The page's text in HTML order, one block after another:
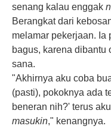
senang kalau enggak
Berangkat dari
melamar pekerjaan. Ia
bagus, karena dibantu
sana.
"Akhirnya aku coba
(pasti), pokoknya ada
beneran nih?' terus
masukin," kenangnya.